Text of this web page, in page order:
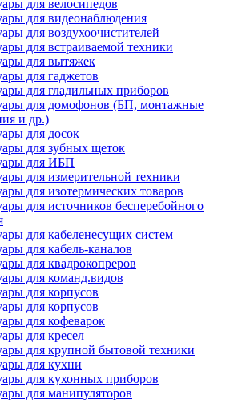
для велосипедов
для видеонаблюдения
для воздухоочистителей
для встраиваемой техники
для вытяжек
для гаджетов
для гладильных приборов
для домофонов (БП, монтажные
и др.)
для досок
для зубных щеток
для ИБП
для измерительной техники
для изотермических товаров
для источников бесперебойного
для кабеленесущих систем
для кабель-каналов
для квадрокопреров
для команд.видов
для корпусов
для корпусов
для кофеварок
для кресел
для крупной бытовой техники
для кухни
для кухонных приборов
для манипуляторов